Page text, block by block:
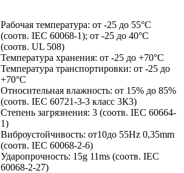
Рабочая температура: от -25 до 55°C
(соотв. IEC 60068-1); от -25 до 40°C
(соотв. UL 508)
Температура хранения: от -25 до +70°C
Температура транспортировки: от -25 до
+70°C
Относительная влажность: от 15% до 85%
(соотв. IEC 60721-3-3 класс 3К3)
Степень загрязнения: 3 (соотв. IEC 60664-
1)
Виброустойчивость: от10до 55Hz 0,35mm
(соотв. IEC 60068-2-6)
Ударопрочность: 15g 11ms (соотв. IEC
60068-2-27)